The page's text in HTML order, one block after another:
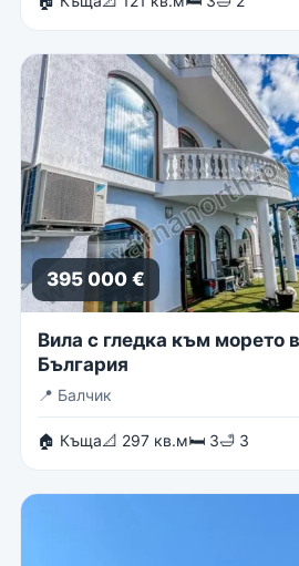
395 000 €
Вила с гледка към морето
България
📍 Балчик
🏠 Къща📐 297 кв.м🛏 3🛁 3